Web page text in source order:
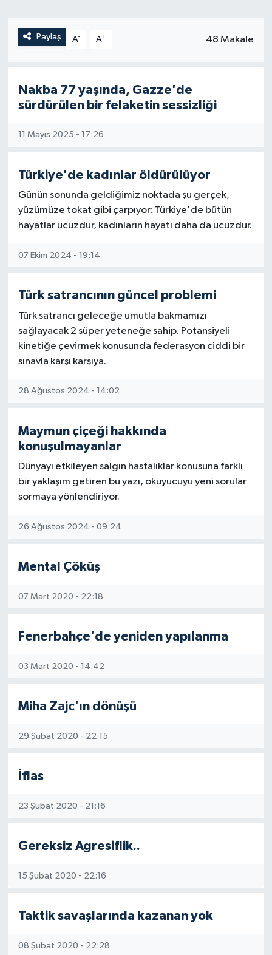
Paylaş A- A+ 48 Makale
Nakba 77 yaşında, Gazze'de
sürdürülen bir felaketin sessizliği
11 Mayıs 2025 - 17:26
Türkiye'de kadınlar öldürülüyor
Günün sonunda geldiğimiz noktada şu gerçek,
yüzümüze tokat gibi çarpıyor: Türkiye'de bütün
hayatlar ucuzdur, kadınların hayatı daha da ucuzdur.
07 Ekim 2024 - 19:14
Türk satrancının güncel problemi
Türk satrancı geleceğe umutla bakmamızı
sağlayacak 2 süper yeteneğe sahip. Potansiyeli
kinetiğe çevirmek konusunda federasyon ciddi bir
sınavla karşı karşıya.
28 Ağustos 2024 - 14:02
Maymun çiçeği hakkında
konuşulmayanlar
Dünyayı etkileyen salgın hastalıklar konusuna farklı
bir yaklaşım getiren bu yazı, okuyucuyu yeni sorular
sormaya yönlendiriyor.
26 Ağustos 2024 - 09:24
Mental Çöküş
07 Mart 2020 - 22:18
Fenerbahçe'de yeniden yapılanma
03 Mart 2020 - 14:42
Miha Zajc'ın dönüşü
29 Şubat 2020 - 22:15
İflas
23 Şubat 2020 - 21:16
Gereksiz Agresiflik..
15 Şubat 2020 - 22:16
Taktik savaşlarında kazanan yok
08 Şubat 2020 - 22:28